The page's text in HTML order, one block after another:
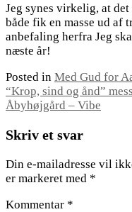
Jeg synes virkelig, at
både fik en masse ud af
anbefaling herfra Jeg
næste år!
Posted in Med Gud for
“Krop, sind og ånd”
Åbyhøjgård – Vibe
Skriv et svar
Din e-mailadresse vil
er markeret med *
Kommentar *